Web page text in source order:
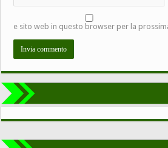
e sito web in questo browser per la